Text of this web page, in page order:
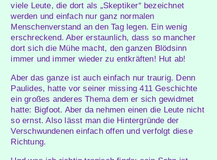
viele Leute, die dort als „Skeptiker“ bezeichnet
werden und einfach nur ganz normalen
Menschenverstand an den Tag legen. Ein wenig
erschreckend. Aber erstaunlich, dass so mancher
dort sich die Mühe macht, den ganzen Blödsinn
immer und immer wieder zu entkräften! Hut ab!
Aber das ganze ist auch einfach nur traurig. Denn
Paulides, hatte vor seiner missing 411 Geschichte
ein großes anderes Thema dem er sich gewidmet
hatte: Bigfoot. Aber da nehmen einen die Leute nicht
so ernst. Also lässt man die Hintergründe der
Verschwundenen einfach offen und verfolgt diese
Richtung.